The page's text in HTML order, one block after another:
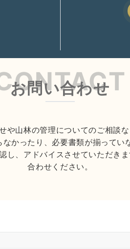
お問い合わせ
や山林の管理についてのご相談
かったり、必要書類が揃ってい
し、アドバイスさせていただき
合わせください。